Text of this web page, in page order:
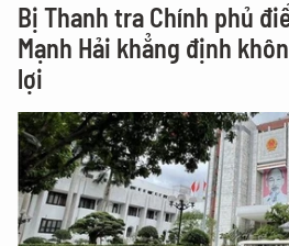
Bị Thanh tra Chính phủ
Mạnh Hải khẳng định
lợi